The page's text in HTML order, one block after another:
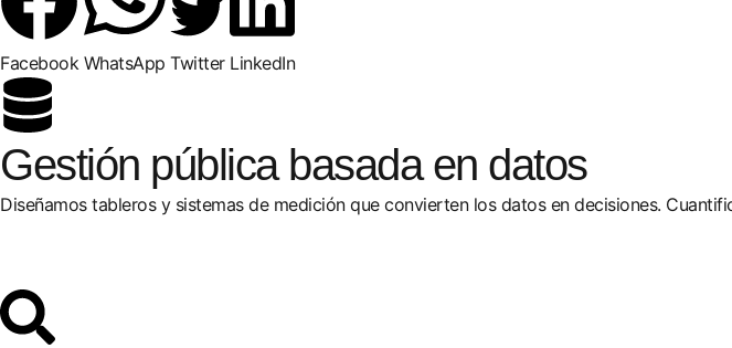
Facebook WhatsApp Twitter LinkedIn
Gestión pública basada en datos
Diseñamos tableros y sistemas de medición que convierten los datos en decisiones.